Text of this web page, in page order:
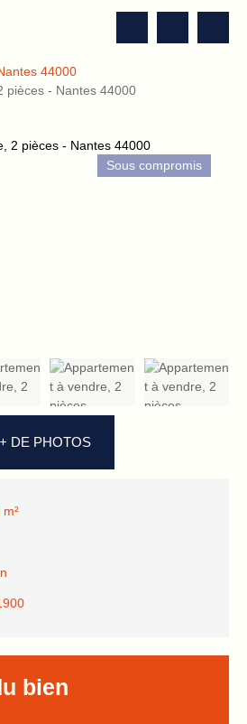
44000
pièces - Nantes 44000
Sous compromis
+ DE PHOTOS
m²
bien